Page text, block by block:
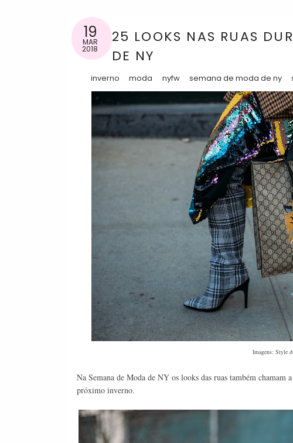
19
MAR
2018
25 LOOKS NAS RUAS
DE NY
inverno moda nyfw semana de moda de ny
Imagens: Style
Na Semana de Moda de NY os looks das ruas também chamam
próximo inverno.